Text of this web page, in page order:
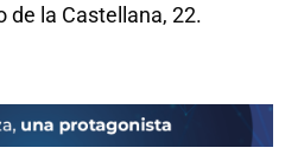
de la Castellana, 22.